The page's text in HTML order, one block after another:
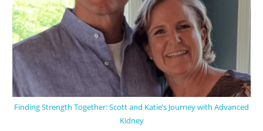
Finding Strength Together: Scott and Katie’s Journey with Advanced
Kidney